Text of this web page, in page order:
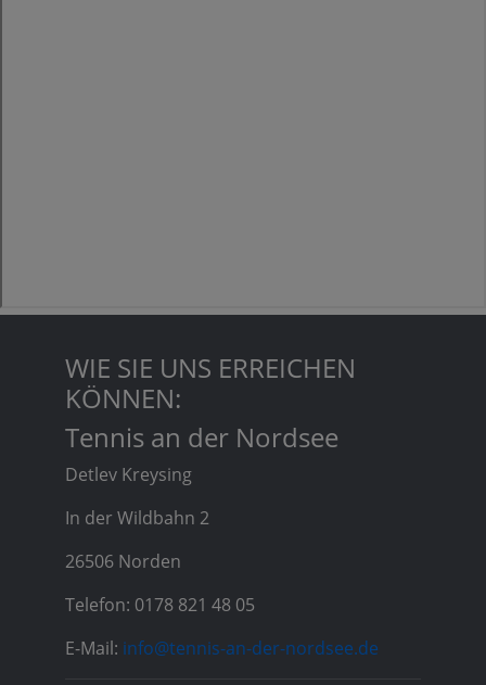
WIE SIE UNS ERREICHEN
KÖNNEN:
Tennis an der Nordsee
Detlev Kreysing
In der Wildbahn 2
26506 Norden
Telefon: 0178 821 48 05
E-Mail: info@tennis-an-der-nordsee.de